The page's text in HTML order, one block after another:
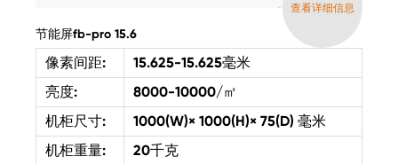
查看详细信息
节能屏fb-pro 15.6
像素间距:
15.625-15.625毫米
亮度:
8000-10000/㎡
机柜尺寸:
1000(W)× 1000(H)× 75(D) 毫米
机柜重量:
20千克